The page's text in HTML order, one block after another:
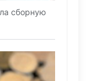
сборную